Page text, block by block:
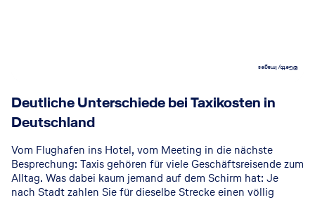
©Getty Images
Deutliche Unterschiede bei Taxikosten in
Deutschland
Vom Flughafen ins Hotel, vom Meeting in die nächste
Besprechung: Taxis gehören für viele Geschäftsreisende zum
Alltag. Was dabei kaum jemand auf dem Schirm hat: Je
nach Stadt zahlen Sie für dieselbe Strecke einen völlig